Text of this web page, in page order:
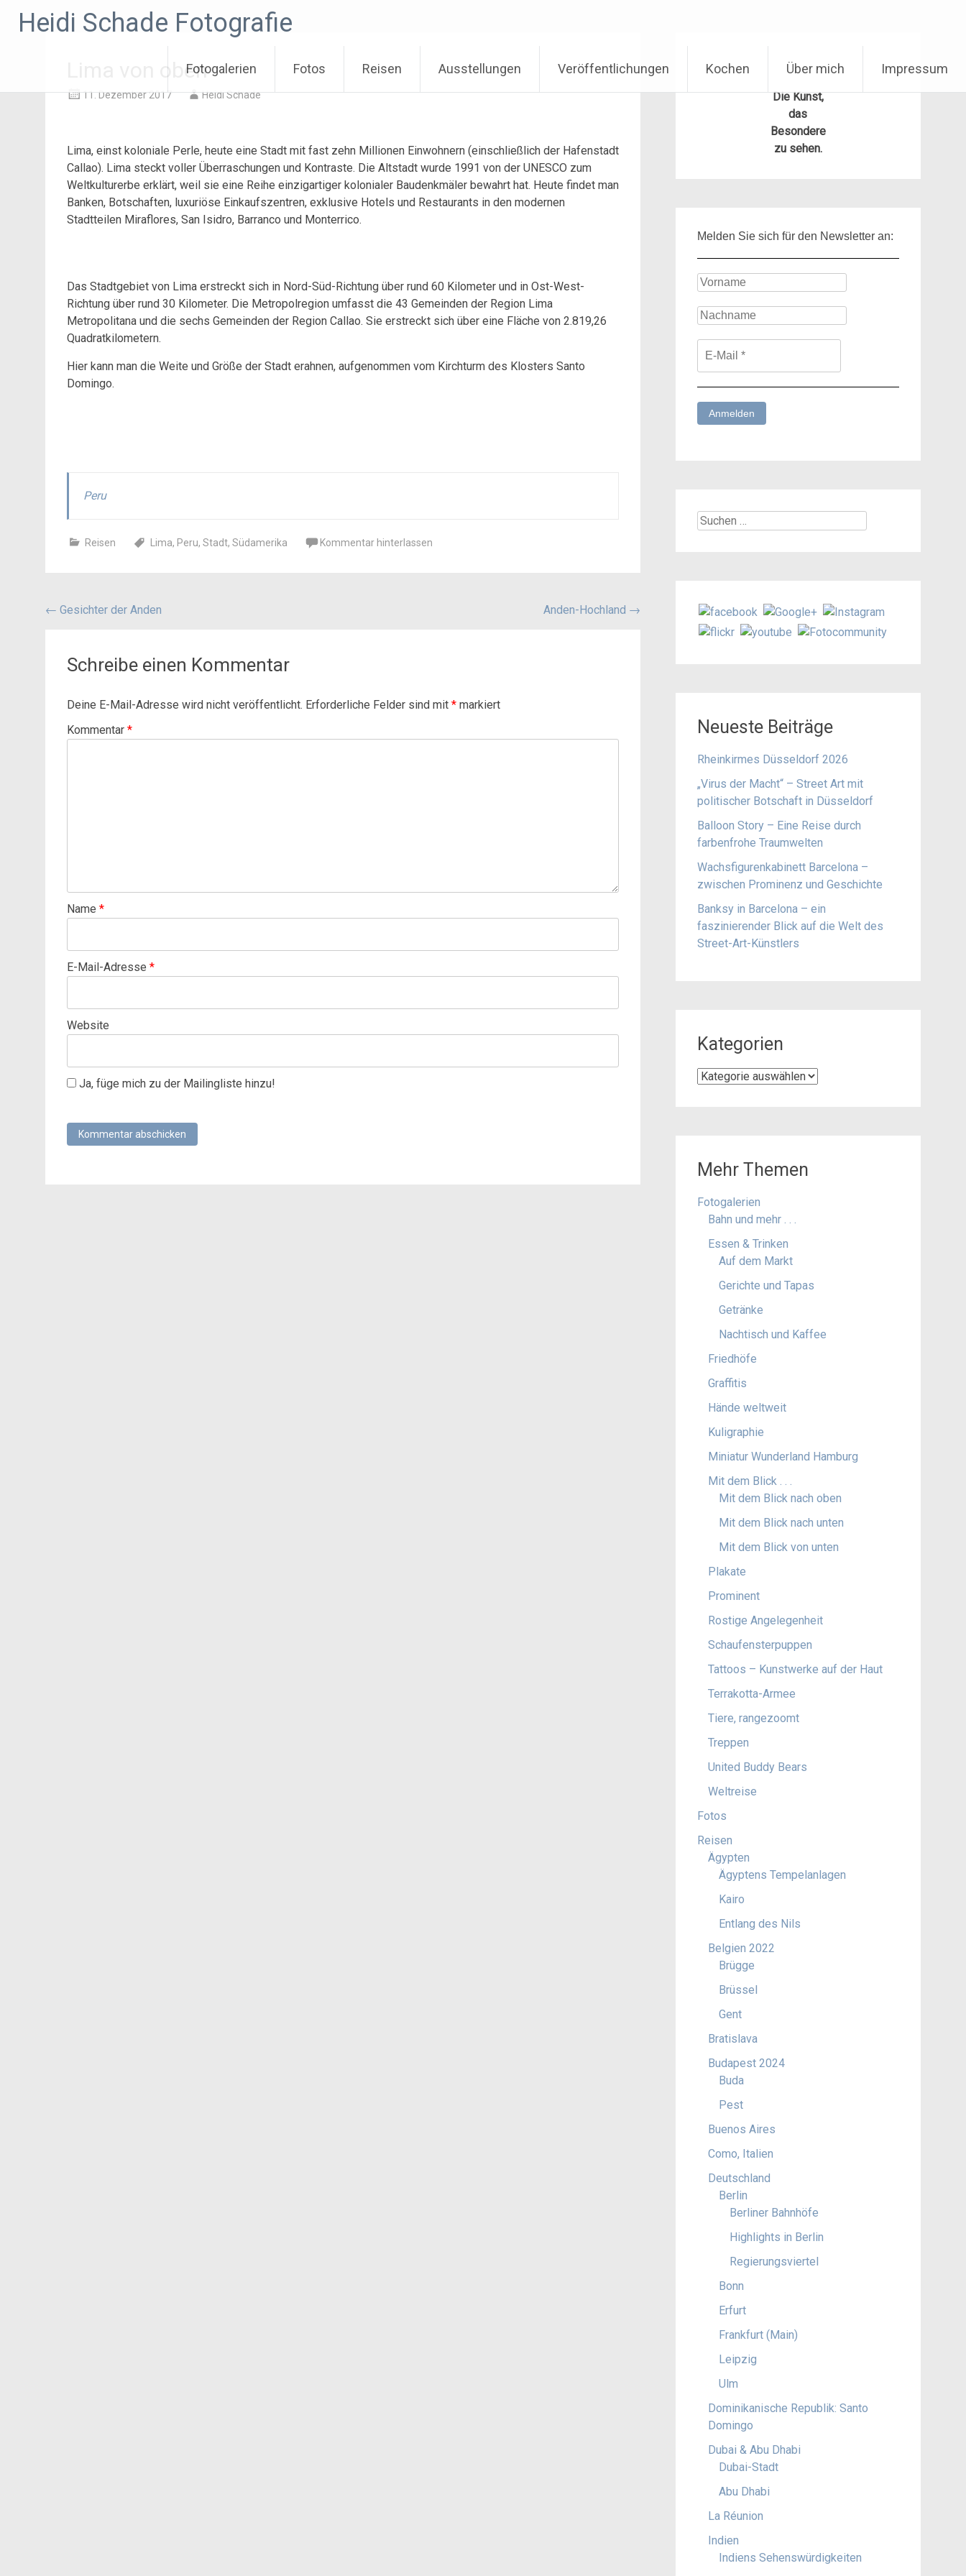
InhaltHeidi Schade Fotografie
Fotogalerien Fotos Reisen Ausstellungen Veröffentlichungen Kochen Über mich Impressum
Lima von oben
11. Dezember 2017 Heidi Schade
Lima, einst koloniale Perle, heute eine Stadt mit fast zehn Millionen Einwohnern (einschließlich der Hafenstadt
Callao). Lima steckt voller Überraschungen und Kontraste. Die Altstadt wurde 1991 von der UNESCO zum
Weltkulturerbe erklärt, weil sie eine Reihe einzigartiger kolonialer Baudenkmäler bewahrt hat. Heute findet man
Banken, Botschaften, luxuriöse Einkaufszentren, exklusive Hotels und Restaurants in den modernen
Stadtteilen Miraflores, San Isidro, Barranco und Monterrico.
Das Stadtgebiet von Lima erstreckt sich in Nord-Süd-Richtung über rund 60 Kilometer und in Ost-West-
Richtung über rund 30 Kilometer. Die Metropolregion umfasst die 43 Gemeinden der Region Lima
Metropolitana und die sechs Gemeinden der Region Callao. Sie erstreckt sich über eine Fläche von 2.819,26
Quadratkilometern.
Hier kann man die Weite und Größe der Stadt erahnen, aufgenommen vom Kirchturm des Klosters Santo
Domingo.
Peru
Reisen Lima, Peru, Stadt, Südamerika Kommentar hinterlassen
Beitragsnavigation
← Gesichter der Anden Anden-Hochland →
Schreibe einen Kommentar
Deine E-Mail-Adresse wird nicht veröffentlicht. Erforderliche Felder sind mit * markiert
Kommentar *
Name *
E-Mail-Adresse *
Website
Ja, füge mich zu der Mailingliste hinzu!
Die Kunst,
das
Besondere
zu sehen.
Melden Sie sich für den Newsletter an:
Suchen
Neueste Beiträge
Rheinkirmes Düsseldorf 2026
„Virus der Macht“ – Street Art mit
politischer Botschaft in Düsseldorf
Balloon Story – Eine Reise durch
farbenfrohe Traumwelten
Wachsfigurenkabinett Barcelona –
zwischen Prominenz und Geschichte
Banksy in Barcelona – ein
faszinierender Blick auf die Welt des
Street-Art-Künstlers
Kategorien
Kategorien
Mehr Themen
Fotogalerien
Bahn und mehr . . .
Essen & Trinken
Auf dem Markt
Gerichte und Tapas
Getränke
Nachtisch und Kaffee
Friedhöfe
Graffitis
Hände weltweit
Kuligraphie
Miniatur Wunderland Hamburg
Mit dem Blick . . .
Mit dem Blick nach oben
Mit dem Blick nach unten
Mit dem Blick von unten
Plakate
Prominent
Rostige Angelegenheit
Schaufensterpuppen
Tattoos – Kunstwerke auf der Haut
Terrakotta-Armee
Tiere, rangezoomt
Treppen
United Buddy Bears
Weltreise
Fotos
Reisen
Ägypten
Ägyptens Tempelanlagen
Kairo
Entlang des Nils
Belgien 2022
Brügge
Brüssel
Gent
Bratislava
Budapest 2024
Buda
Pest
Buenos Aires
Como, Italien
Deutschland
Berlin
Berliner Bahnhöfe
Highlights in Berlin
Regierungsviertel
Bonn
Erfurt
Frankfurt (Main)
Leipzig
Ulm
Dominikanische Republik: Santo
Domingo
Dubai & Abu Dhabi
Dubai-Stadt
Abu Dhabi
La Réunion
Indien
Indiens Sehenswürdigkeiten